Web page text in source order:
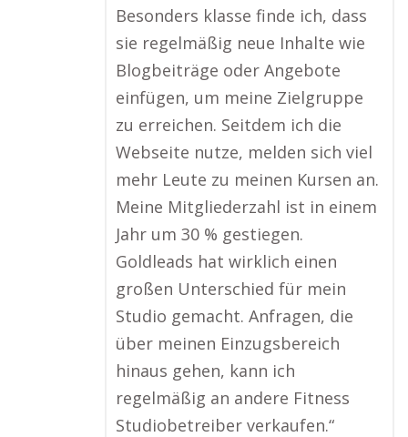
Besonders klasse finde ich, dass
sie regelmäßig neue Inhalte wie
Blogbeiträge oder Angebote
einfügen, um meine Zielgruppe
zu erreichen. Seitdem ich die
Webseite nutze, melden sich viel
mehr Leute zu meinen Kursen an.
Meine Mitgliederzahl ist in einem
Jahr um 30 % gestiegen.
Goldleads hat wirklich einen
großen Unterschied für mein
Studio gemacht. Anfragen, die
über meinen Einzugsbereich
hinaus gehen, kann ich
regelmäßig an andere Fitness
Studiobetreiber verkaufen.“